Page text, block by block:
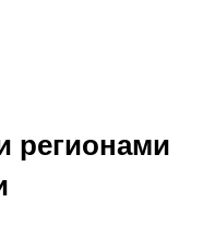
регионами